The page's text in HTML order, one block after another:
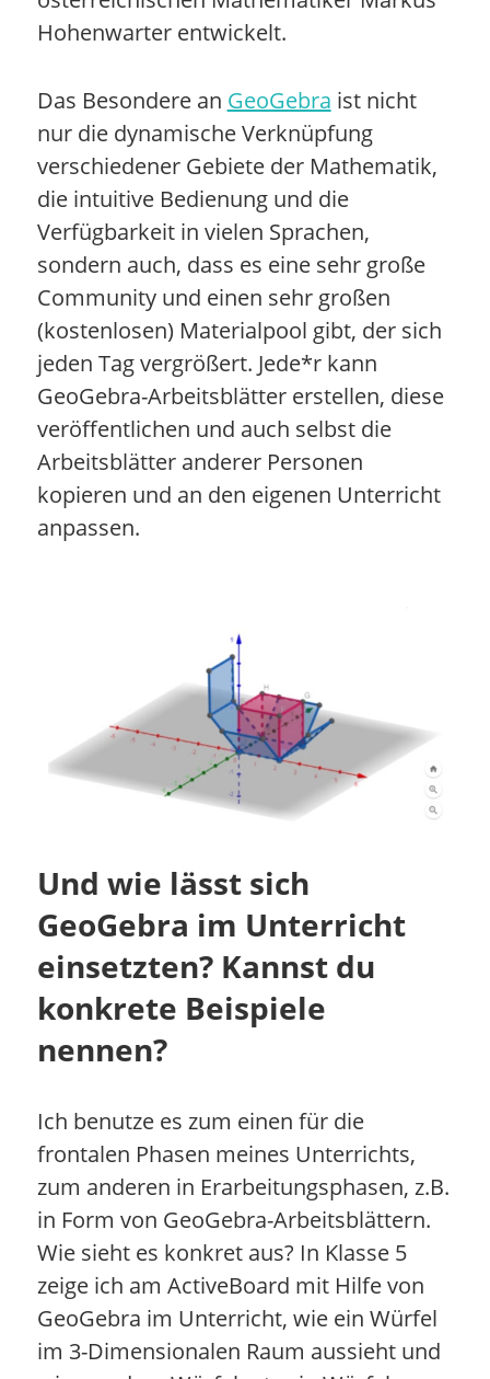
Hohenwarter entwickelt.
Das Besondere an GeoGebra ist nicht
nur die dynamische Verknüpfung
verschiedener Gebiete der Mathematik,
die intuitive Bedienung und die
Verfügbarkeit in vielen Sprachen,
sondern auch, dass es eine sehr große
Community und einen sehr großen
(kostenlosen) Materialpool gibt, der sich
jeden Tag vergrößert. Jede*r kann
GeoGebra-Arbeitsblätter erstellen, diese
veröffentlichen und auch selbst die
Arbeitsblätter anderer Personen
kopieren und an den eigenen Unterricht
anpassen.
Und wie lässt sich
GeoGebra im Unterricht
einsetzten? Kannst du
konkrete Beispiele
nennen?
Ich benutze es zum einen für die
frontalen Phasen meines Unterrichts,
zum anderen in Erarbeitungsphasen, z.B.
in Form von GeoGebra-Arbeitsblättern.
Wie sieht es konkret aus? In Klasse 5
zeige ich am ActiveBoard mit Hilfe von
GeoGebra im Unterricht, wie ein Würfel
im 3-Dimensionalen Raum aussieht und